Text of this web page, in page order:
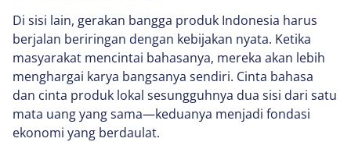
Di sisi lain, gerakan bangga produk Indonesia harus
berjalan beriringan dengan kebijakan nyata. Ketika
masyarakat mencintai bahasanya, mereka akan lebih
menghargai karya bangsanya sendiri. Cinta bahasa
dan cinta produk lokal sesungguhnya dua sisi dari satu
mata uang yang sama—keduanya menjadi fondasi
ekonomi yang berdaulat.